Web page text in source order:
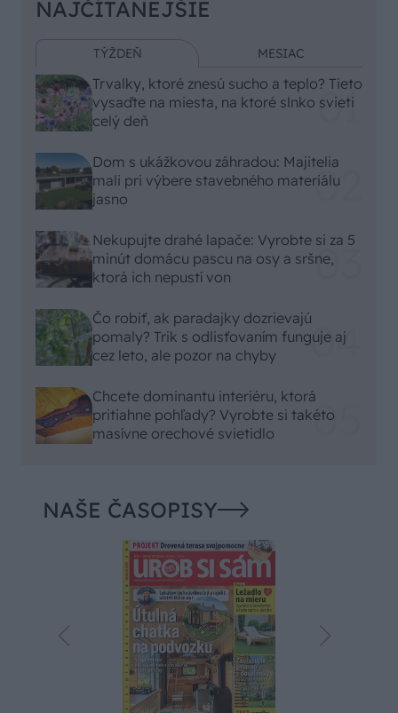
NAJČÍTANEJŠIE
TÝŽDEŇ MESIAC
Trvalky, ktoré znesú sucho a teplo? Tieto
vysaďte na miesta, na ktoré slnko svieti
celý deň
Dom s ukážkovou záhradou: Majitelia
mali pri výbere stavebného materiálu
jasno
Nekupujte drahé lapače: Vyrobte si za 5
minút domácu pascu na osy a sršne,
ktorá ich nepustí von
Čo robiť, ak paradajky dozrievajú
pomaly? Trik s odlisťovaním funguje aj
cez leto, ale pozor na chyby
Chcete dominantu interiéru, ktorá
pritiahne pohľady? Vyrobte si takéto
masívne orechové svietidlo
NAŠE ČASOPISY